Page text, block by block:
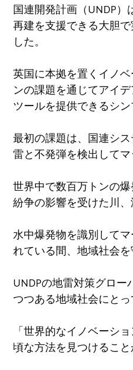
国連開発計画（UNDP
再建を支援できる大胆
した。
英国に本拠を置くイノ
ンの課題を通じてアイ
ツールを提供できるシ
最初の課題は、国連シ
雷と不発弾を検出して
世界中で数百万トンの
紛争の影響を受けた川
水中爆発物を識別して
れている間、地域社会を
UNDPの地雷対策グロ
つつある地域社会にと
「世界的なイノベーシ
頃な方法を見つけるこ